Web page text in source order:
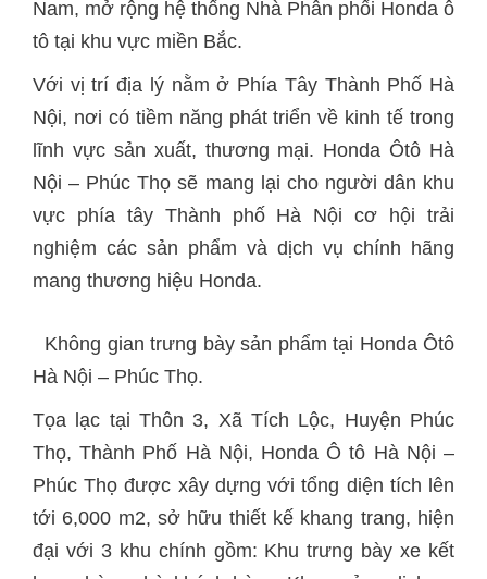
Nam, mở rộng hệ thống Nhà Phân phối Honda ô
tô tại khu vực miền Bắc.
Với vị trí địa lý nằm ở Phía Tây Thành Phố Hà
Nội, nơi có tiềm năng phát triển về kinh tế trong
lĩnh vực sản xuất, thương mại. Honda Ôtô Hà
Nội – Phúc Thọ sẽ mang lại cho người dân khu
vực phía tây Thành phố Hà Nội cơ hội trải
nghiệm các sản phẩm và dịch vụ chính hãng
mang thương hiệu Honda.
Không gian trưng bày sản phẩm tại Honda Ôtô
Hà Nội – Phúc Thọ.
Tọa lạc tại Thôn 3, Xã Tích Lộc, Huyện Phúc
Thọ, Thành Phố Hà Nội, Honda Ô tô Hà Nội –
Phúc Thọ được xây dựng với tổng diện tích lên
tới 6,000 m2, sở hữu thiết kế khang trang, hiện
đại với 3 khu chính gồm: Khu trưng bày xe kết